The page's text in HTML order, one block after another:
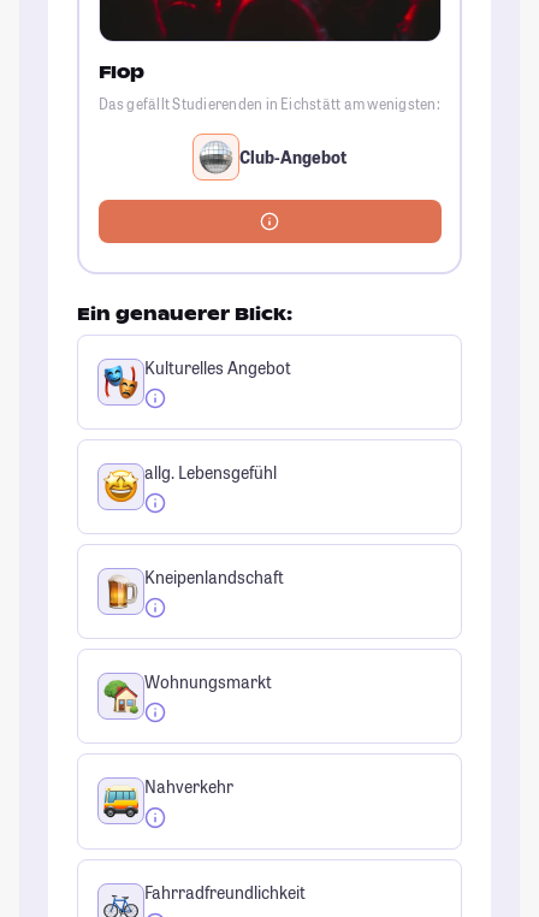
Flop
Das gefällt Studierenden in Eichstätt am wenigsten:
Club-Angebot
Ein genauerer Blick:
Kulturelles Angebot
allg. Lebensgefühl
Kneipenlandschaft
Wohnungsmarkt
Nahverkehr
Fahrradfreundlichkeit